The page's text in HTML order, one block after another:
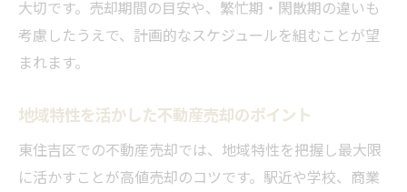
相場変動に左右されない売却戦略とは
空き家や相続物件の売却ポイント解説
相続不動産売却の手続きと税金対策の基礎
東住吉区で増える空き家売却の実情と対策
不動産売却時に活用できる専門家の存在
大切です。売却期間の目安や、繁忙期・閑散期の違いも
考慮したうえで、計画的なスケジュールを組むことが望
まれます。
地域特性を活かした不動産売却のポイント
東住吉区での不動産売却では、地域特性を把握し最大限
に活かすことが高値売却のコツです。駅近や学校、商業